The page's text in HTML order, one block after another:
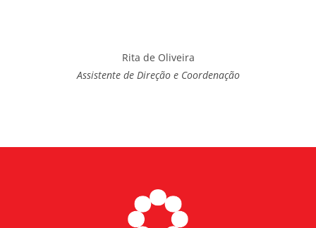
Rita de Oliveira
Assistente de Direção e Coordenação